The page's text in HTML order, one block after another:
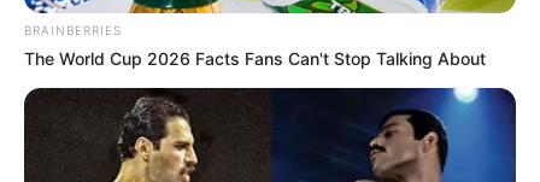
BRAINBERRIES
The World Cup 2026 Facts Fans Can't Stop Talking About